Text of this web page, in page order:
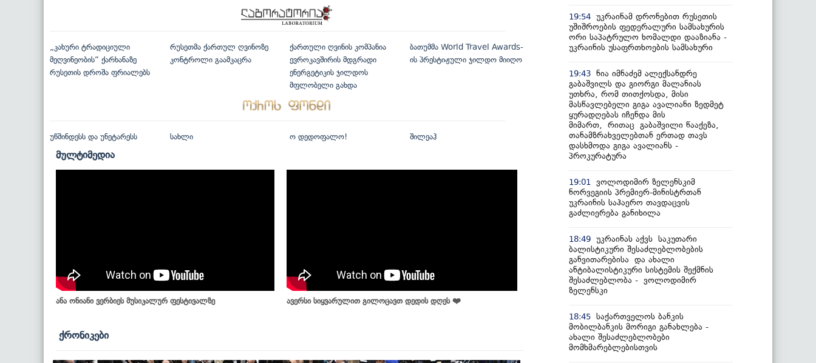
„კახური ტრადიციული
მეღვინეობის“ ქარხანაზე
რუსეთის დროშა ფრიალებს
რუსეთმა ქართულ ღვინოზე
კონტროლი გაამკაცრა
ქართული ღვინის კომპანია
ევროკავშირის მდგრადი
ენერგეტიკის ჯილდოს
მფლობელი გახდა
ბათუმმა World Travel Awards-
ის პრესტიჟული ჯილდო მიიღო
უწმინდესს და უნეტარესს სახლი ო დედოფალო! შილეაჰ
მულტიმედია
ანა ონიანი ვერბიეს მუსიკალურ ფესტივალზე ავერსი სიყვარულით გილოცავთ დედის დღეს ❤️
ქრონიკები
19:54 უკრაინამ დრონებით რუსეთის
უშიშროების ფედერალური სამსახურის
ორი საპატრულო ხომალდი დააზიანა -
უკრაინის უსაფრთხოების სამსახური
19:43 ნია იმნაძემ ალექსანდრე
გაბაშვილს და გიორგი მალანიას
უთხრა, რომ თითქოსდა, მისი
მასწავლებელი გიგა ავალიანი ზედმეტ
ყურადღებას იჩენდა მის
მიმართ, რითაც გაბაშვილი წააქეზა,
თანამზრახველებთან ერთად თავს
დასხმოდა გიგა ავალიანს -
პროკურატურა
19:01
ვოლოდიმირ ზელენსკიმ
ნორვეგიის პრემიერ-მინისტრთან
უკრაინის საჰაერო თავდაცვის
გაძლიერება განიხილა
18:49 უკრაინას აქვს საკუთარი
ბალისტიკური შესაძლებლობების
განვითარებისა და ახალი
ანტიბალისტიკური სისტემის შექმნის
შესაძლებლობა - ვოლოდიმირ
ზელენსკი
18:45 საქართველოს ბანკის
მობილბანკის მორიგი განახლება -
ახალი შესაძლებლობები
მომხმარებლებისთვის